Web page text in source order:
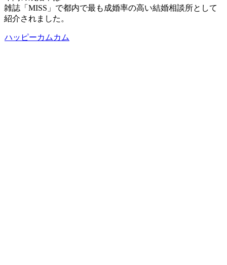
雑誌「MISS」で都内で最も成婚率の高い結婚相談所として
紹介されました。
ハッピーカムカム